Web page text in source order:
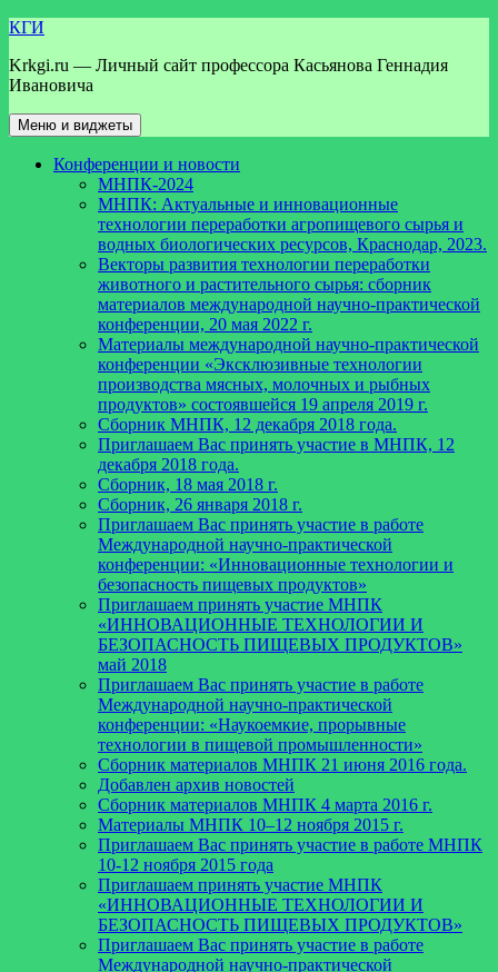
Перейти
содержимому
КГИ
Krkgi.ru — Личный сайт профессора Касьянова Геннадия
Ивановича
Меню и виджеты
Конференции и новости
МНПК-2024
МНПК: Актуальные и инновационные
технологии переработки агропищевого сырья и
водных биологических ресурсов, Краснодар, 2023.
Векторы развития технологии переработки
животного и растительного сырья: сборник
материалов международной научно-практической
конференции, 20 мая 2022 г.
Материалы международной научно-практической
конференции «Эксклюзивные технологии
производства мясных, молочных и рыбных
продуктов» состоявшейся 19 апреля 2019 г.
Сборник МНПК, 12 декабря 2018 года.
Приглашаем Вас принять участие в МНПК, 12
декабря 2018 года.
Сборник, 18 мая 2018 г.
Сборник, 26 января 2018 г.
Приглашаем Вас принять участие в работе
Международной научно-практической
конференции: «Инновационные технологии и
безопасность пищевых продуктов»
Приглашаем принять участие МНПК
«ИННОВАЦИОННЫЕ ТЕХНОЛОГИИ И
БЕЗОПАСНОСТЬ ПИЩЕВЫХ ПРОДУКТОВ»
май 2018
Приглашаем Вас принять участие в работе
Международной научно-практической
конференции: «Наукоемкие, прорывные
технологии в пищевой промышленности»
Сборник материалов МНПК 21 июня 2016 года.
Добавлен архив новостей
Cборник материалов МНПК 4 марта 2016 г.
Материалы МНПК 10–12 ноября 2015 г.
Приглашаем Вас принять участие в работе МНПК
10-12 ноября 2015 года
Приглашаем принять участие МНПК
«ИННОВАЦИОННЫЕ ТЕХНОЛОГИИ И
БЕЗОПАСНОСТЬ ПИЩЕВЫХ ПРОДУКТОВ»
Приглашаем Вас принять участие в работе
Международной научно-практической